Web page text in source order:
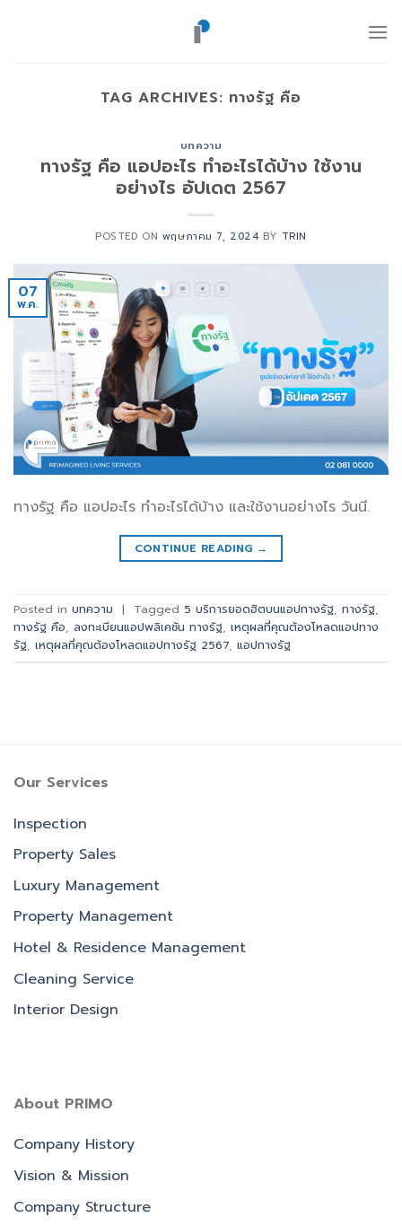
TAG ARCHIVES: ทางรัฐ คือ
บทความ
ทางรัฐ คือ แอปอะไร ทำอะไรได้บ้าง ใช้งาน
อย่างไร อัปเดต 2567
POSTED ON พฤษภาคม 7, 2024 BY TRIN
07
พ.ค.
ทางรัฐ คือ แอปอะไร ทำอะไรได้บ้าง และใช้งานอย่างไร วันนี.
CONTINUE READING →
Posted in บทความ | Tagged 5 บริการยอดฮิตบนแอปทางรัฐ, ทางรัฐ,
ทางรัฐ คือ, ลงทะเบียนแอปพลิเคชัน ทางรัฐ, เหตุผลที่คุณต้องโหลดแอปทาง
รัฐ, เหตุผลที่คุณต้องโหลดแอปทางรัฐ 2567, แอปทางรัฐ
Our Services
Inspection
Property Sales
Luxury Management
Property Management
Hotel & Residence Management
Cleaning Service
Interior Design
About PRIMO
Company History
Vision & Mission
Company Structure